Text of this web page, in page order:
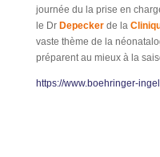
journée du la prise en
le Dr Depeckerde la
vaste thème de la
préparent au mieux à la
https://www.boehringer-